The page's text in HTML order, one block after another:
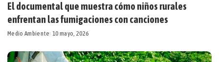
El documental que muestra cómo niños rurales
enfrentan las fumigaciones con canciones
Medio Ambiente 10 mayo, 2026